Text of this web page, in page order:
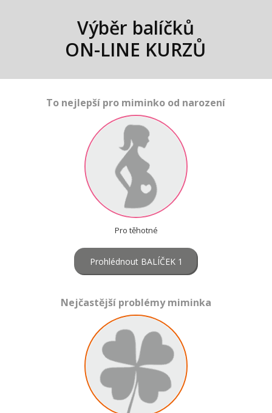
Výběr balíčků
ON-LINE KURZŮ
To nejlepší pro miminko od narození
Pro těhotné
Prohlédnout BALÍČEK 1
Nejčastější problémy miminka